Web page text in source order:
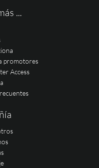
...
promotores
Access